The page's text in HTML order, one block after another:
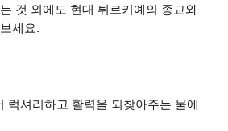
것 외에도 현대 튀르키예의 종교와
세요.
럭셔리하고 활력을 되찾아주는 물에